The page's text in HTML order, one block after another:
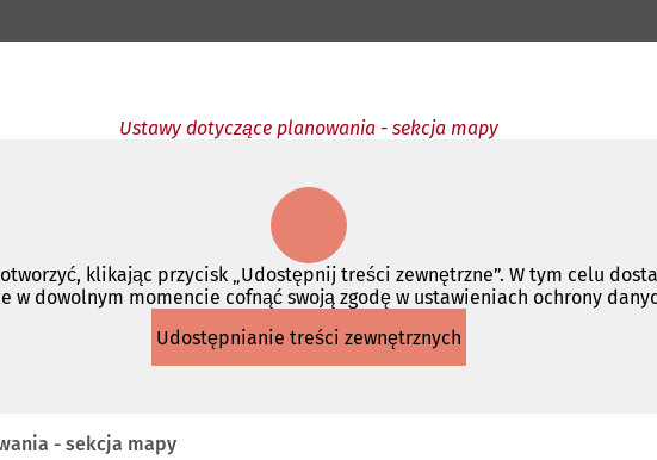
Ustawy dotyczące planowania - sekcja mapy
klikając przycisk „Udostępnij treści zewnętrzne”. W tym celu
w dowolnym momencie cofnąć swoją zgodę w ustawieniach ochrony
Udostępnianie treści zewnętrznych
- sekcja mapy